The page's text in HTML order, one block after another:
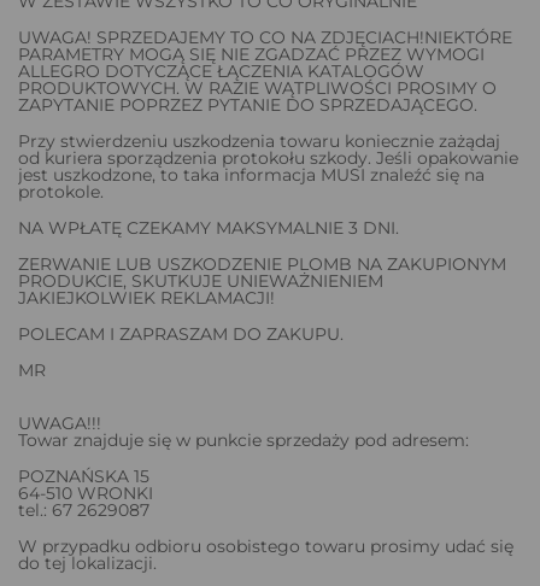
UWAGA! SPRZEDAJEMY TO CO NA ZDJĘCIACH!NIEKTÓRE
PARAMETRY MOGĄ SIĘ NIE ZGADZAĆ PRZEZ WYMOGI
ALLEGRO DOTYCZĄCE ŁĄCZENIA KATALOGÓW
PRODUKTOWYCH. W RAZIE WĄTPLIWOŚCI PROSIMY O
ZAPYTANIE POPRZEZ PYTANIE DO SPRZEDAJĄCEGO.
Przy stwierdzeniu uszkodzenia towaru koniecznie zażądaj
od kuriera sporządzenia protokołu szkody. Jeśli opakowanie
jest uszkodzone, to taka informacja MUSI znaleźć się na
protokole.
NA WPŁATĘ CZEKAMY MAKSYMALNIE 3 DNI.
ZERWANIE LUB USZKODZENIE PLOMB NA ZAKUPIONYM
PRODUKCIE, SKUTKUJE UNIEWAŻNIENIEM
JAKIEJKOLWIEK REKLAMACJI!
POLECAM I ZAPRASZAM DO ZAKUPU.
MR
UWAGA!!!
Towar znajduje się w punkcie sprzedaży pod adresem:
POZNAŃSKA 15
64-510 WRONKI
tel.: 67 2629087
W przypadku odbioru osobistego towaru prosimy udać się
do tej lokalizacji.